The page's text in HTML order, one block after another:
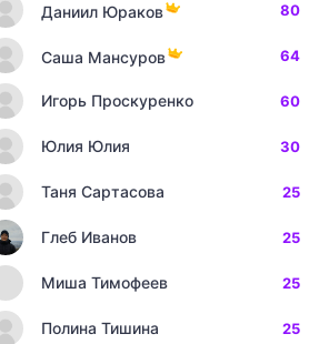
Даниил Юраков 80
Саша Мансуров 64
Игорь Проскуренко 60
Юлия Юлия 30
Таня Сартасова 25
Глеб Иванов 25
Миша Тимофеев 25
Полина Тишина 25